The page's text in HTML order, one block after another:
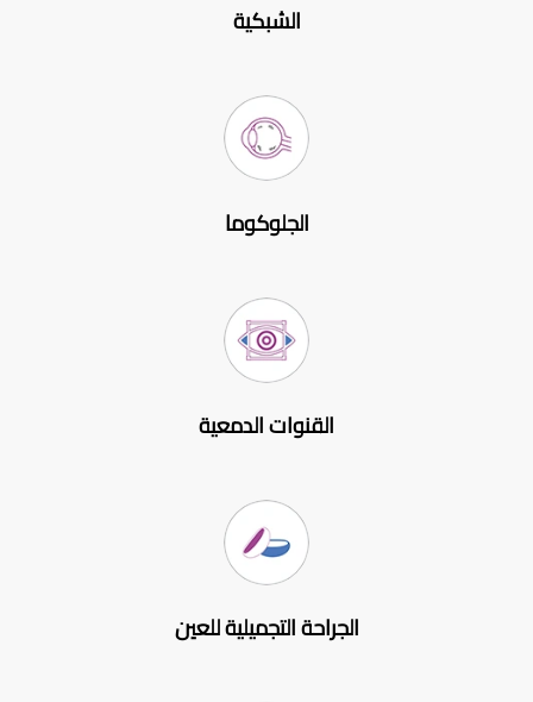
الشبكية
الجلوكوما
القنوات الدمعية
الجراحة التجميلية للعين